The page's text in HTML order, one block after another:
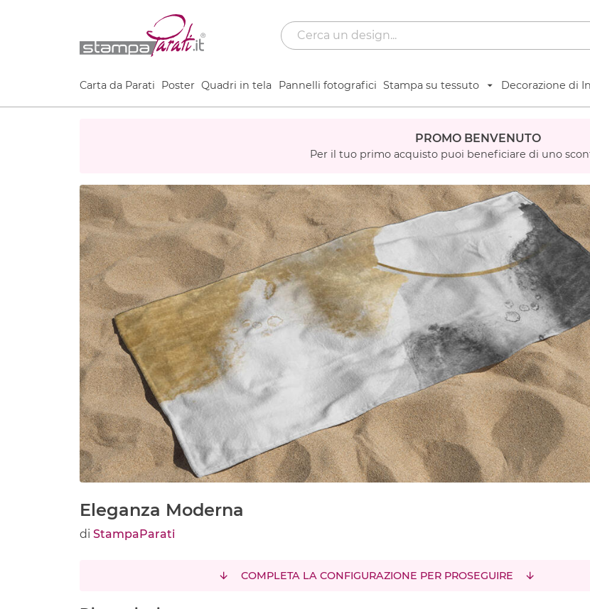
Carta da Parati Poster Quadri in tela Pannelli fotografici Stampa su tessuto Decorazione di
PROMO BENVENUTO
Per il tuo primo acquisto puoi beneficiare di uno
Eleganza Moderna
di StampaParati
COMPLETA LA CONFIGURAZIONE PER PROSEGUIRE